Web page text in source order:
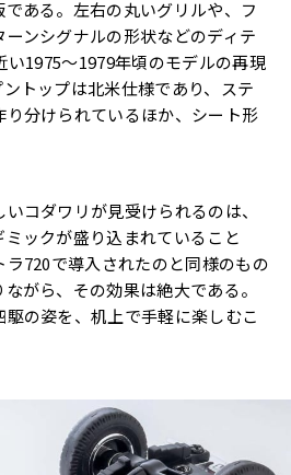
ある。左右の丸いグリルや、フ
ンシグナルの形状などのディテ
い1975～1979年頃のモデルの再現
トップは北米仕様であり、ステ
り分けられているほか、シート形
コダワリが見受けられるのは、
ックが盛り込まれていること
720で導入されたのと同様のもの
がら、その効果は絶大である。
の姿を、机上で手軽に楽しむこ